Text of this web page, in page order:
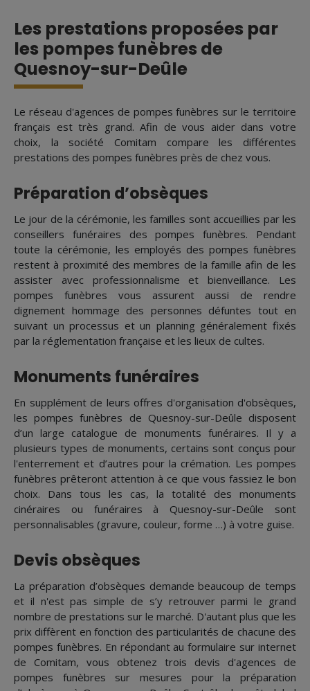
Les prestations proposées par
les pompes funèbres de
Quesnoy-sur-Deûle
Le réseau d'agences de pompes funèbres sur le territoire
français est très grand. Afin de vous aider dans votre
choix, la société Comitam compare les différentes
prestations des pompes funèbres près de chez vous.
Préparation d’obsèques
Le jour de la cérémonie, les familles sont accueillies par les
conseillers funéraires des pompes funèbres. Pendant
toute la cérémonie, les employés des pompes funèbres
restent à proximité des membres de la famille afin de les
assister avec professionnalisme et bienveillance. Les
pompes funèbres vous assurent aussi de rendre
dignement hommage des personnes défuntes tout en
suivant un processus et un planning généralement fixés
par la réglementation française et les lieux de cultes.
Monuments funéraires
En supplément de leurs offres d'organisation d'obsèques,
les pompes funèbres de Quesnoy-sur-Deûle disposent
d’un large catalogue de monuments funéraires. Il y a
plusieurs types de monuments, certains sont conçus pour
l'enterrement et d’autres pour la crémation. Les pompes
funèbres prêteront attention à ce que vous fassiez le bon
choix. Dans tous les cas, la totalité des monuments
cinéraires ou funéraires à Quesnoy-sur-Deûle sont
personnalisables (gravure, couleur, forme …) à votre guise.
Devis obsèques
La préparation d’obsèques demande beaucoup de temps
et il n'est pas simple de s’y retrouver parmi le grand
nombre de prestations sur le marché. D'autant plus que les
prix diffèrent en fonction des particularités de chacune des
pompes funèbres. En répondant au formulaire sur internet
de Comitam, vous obtenez trois devis d'agences de
pompes funèbres sur mesures pour la préparation